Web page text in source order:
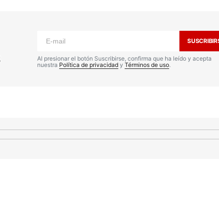
y
Al presionar el botón Suscribirse, confirma que ha leído y acepta
nuestra Política de privacidad y Términos de uso.